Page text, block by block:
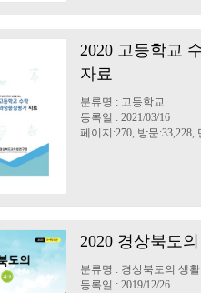
2020 고등학교
자료
분류명 : 고등학교
등록일 : 2021/03/16
페이지:270, 방문:33,228,
2020 경상북도
분류명 : 경상북도의 생활
등록일 : 2019/12/26